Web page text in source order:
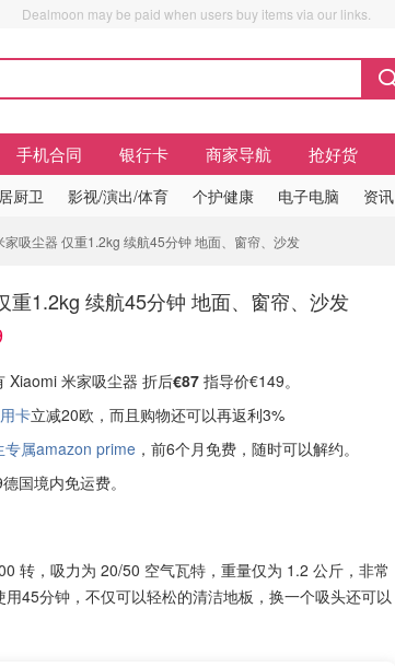
Dealmoon may be paid when users buy items via our links.
手机合同 银行卡 商家导航 抢好货
厨卫 影视/演出/体育 个护健康 电子电脑 资讯
吸尘器 仅重1.2kg 续航45分钟 地面、窗帘、沙发
重1.2kg 续航45分钟 地面、窗帘、沙发
Xiaomi 米家吸尘器 折后€87 指导价€149。
卡立减20欧，而且购物还可以再返利3%
专属amazon prime ，前6个月免费，随时可以解约。
国境内免运费。
转，吸力为 20/50 空气瓦特，重量仅为 1.2 公斤，非常
45分钟，不仅可以轻松的清洁地板，换一个吸头还可以